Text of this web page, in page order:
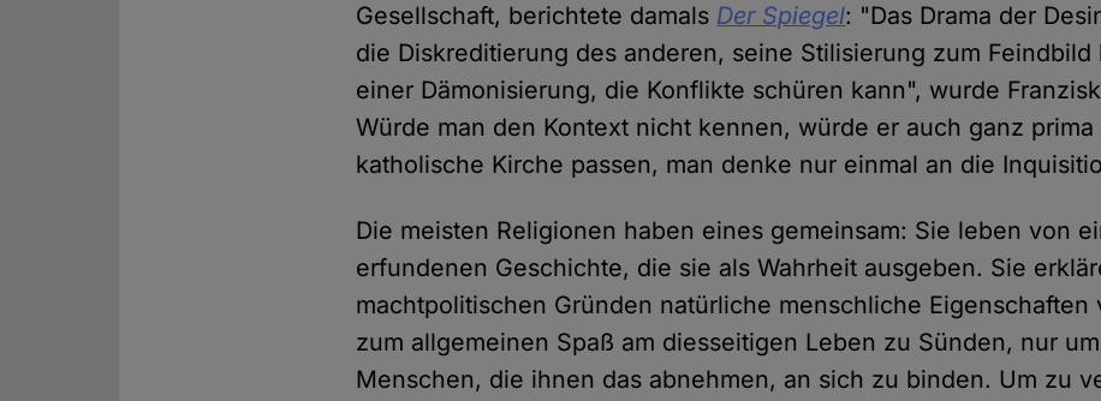
Gesellschaft, berichtete damals Der Spiegel: "Das Drama der
die Diskreditierung des anderen, seine Stilisierung zum Feindbild
einer Dämonisierung, die Konflikte schüren kann", wurde
Würde man den Kontext nicht kennen, würde er auch ganz prima
katholische Kirche passen, man denke nur einmal an die
Die meisten Religionen haben eines gemeinsam: Sie leben von
erfundenen Geschichte, die sie als Wahrheit ausgeben. Sie
machtpolitischen Gründen natürliche menschliche Eigenschaften
zum allgemeinen Spaß am diesseitigen Leben zu Sünden, nur
Menschen, die ihnen das abnehmen, an sich zu binden. Um zu